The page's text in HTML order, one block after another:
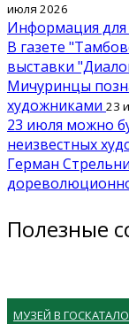
июля 2026
Информация для
В газете
выставки
Мичуринцы
художниками 23
23 июля можно
неизвестных
Герман
Полезные
МУЗЕЙ В